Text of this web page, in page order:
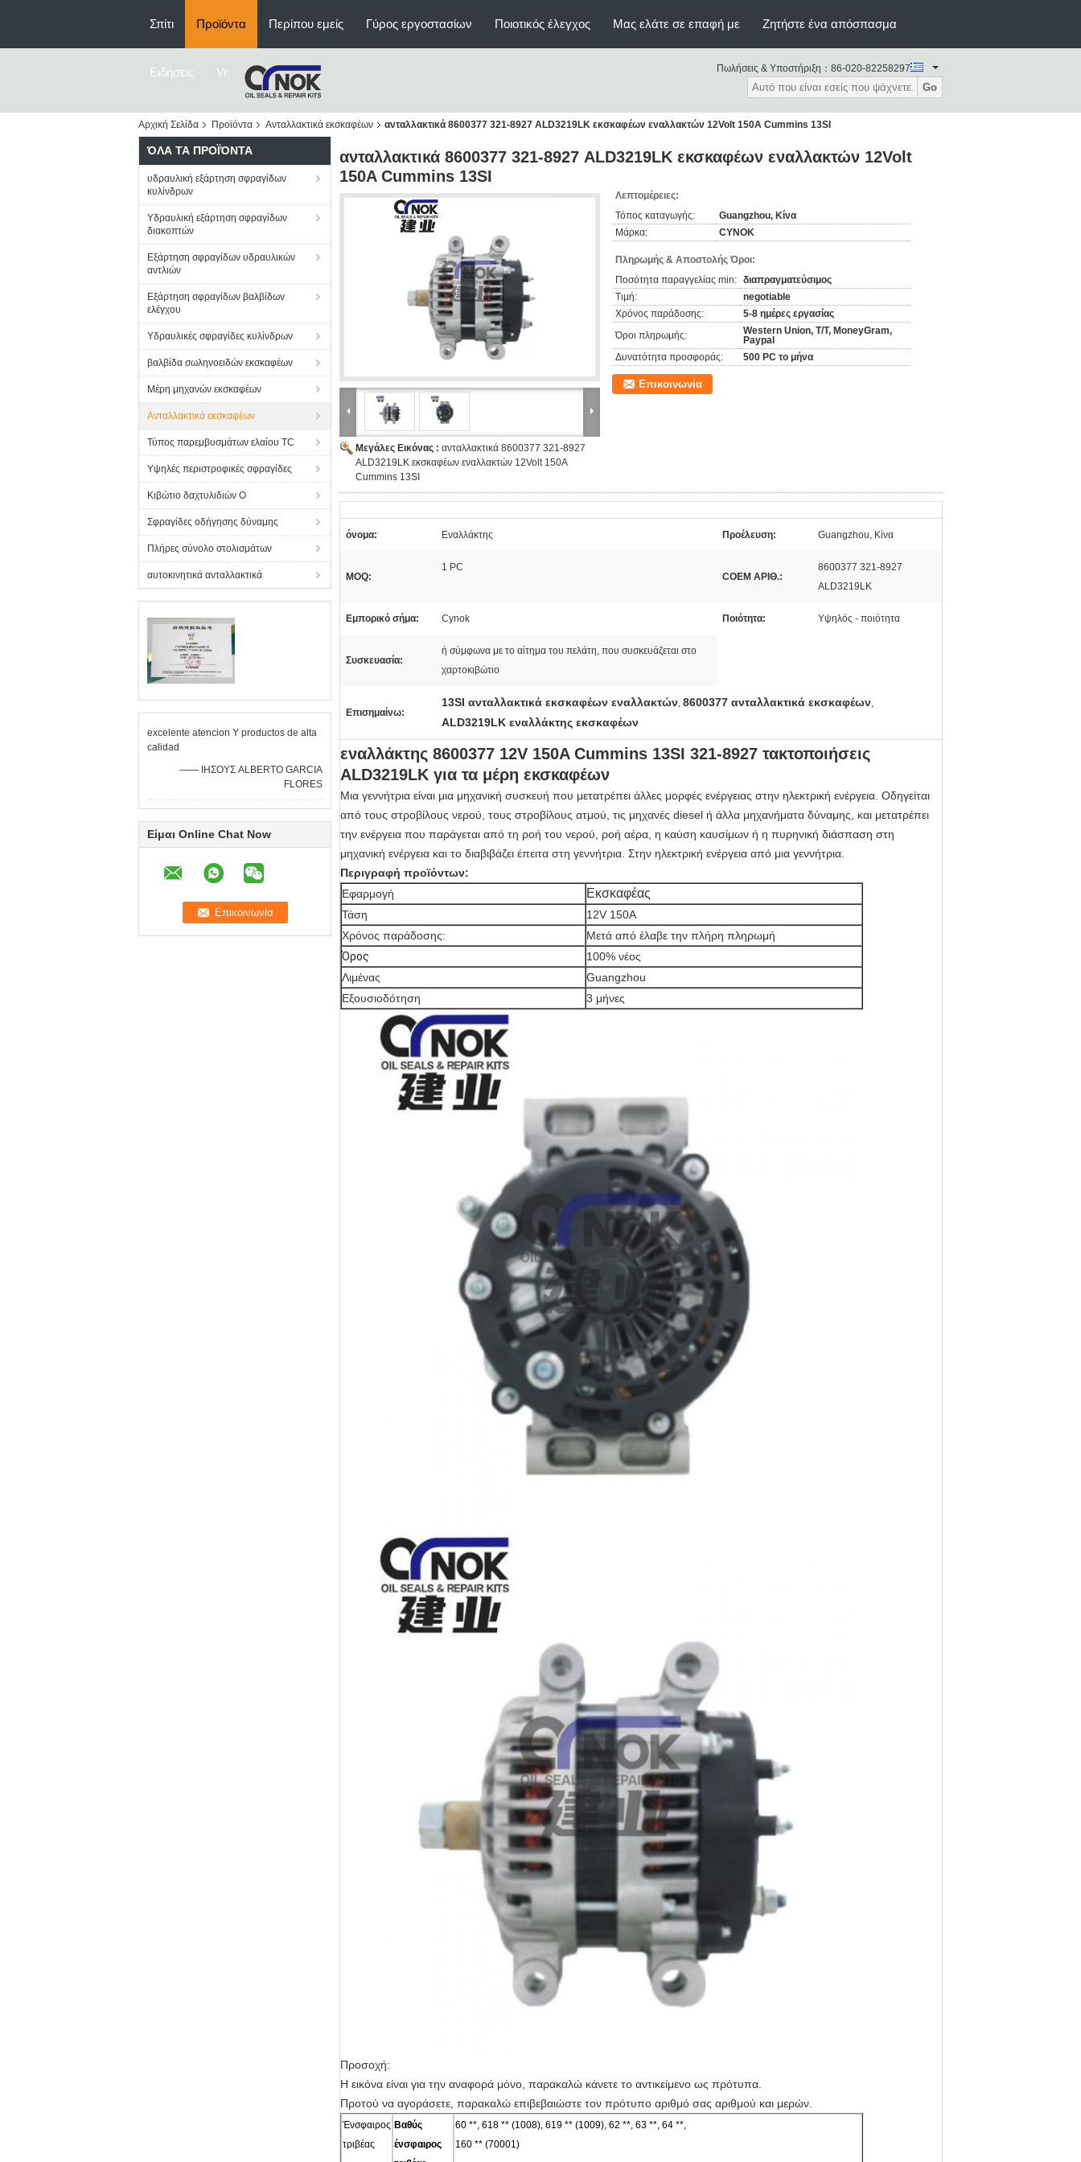
Σπίτι Προϊόντα Περίπου εμείς Γύρος εργοστασίων Ποιοτικός έλεγχος Μας ελάτε σε επαφή με Ζητήστε ένα απόσπασμα
Ειδήσεις Vr Πωλήσεις & Υποστήριξη： 86-020-82258297
Go
Αρχική Σελίδα Προϊόντα Ανταλλακτικά εκσκαφέων ανταλλακτικά 8600377 321-8927 ALD3219LK εκσκαφέων εναλλακτών 12Volt 150A Cummins 13SI
ΌΛΑ ΤΑ ΠΡΟΪΌΝΤΑ
υδραυλική εξάρτηση σφραγίδων
κυλίνδρων
Υδραυλική εξάρτηση σφραγίδων
διακοπτών
Εξάρτηση σφραγίδων υδραυλικών
αντλιών
Εξάρτηση σφραγίδων βαλβίδων
ελέγχου
Υδραυλικές σφραγίδες κυλίνδρων
βαλβίδα σωληνοειδών εκσκαφέων
Μέρη μηχανών εκσκαφέων
Ανταλλακτικά εκσκαφέων
Τύπος παρεμβυσμάτων ελαίου TC
Υψηλές περιστροφικές σφραγίδες
Κιβώτιο δαχτυλιδιών Ο
Σφραγίδες οδήγησης δύναμης
Πλήρες σύνολο στολισμάτων
αυτοκινητικά ανταλλακτικά
excelente atencion Υ productos de alta
calidad
—— ΙΗΣΟΥΣ ALBERTO GARCIA
FLORES
Είμαι Online Chat Now
ανταλλακτικά 8600377 321-8927 ALD3219LK εκσκαφέων εναλλακτών 12Volt
150A Cummins 13SI
Μεγάλες Εικόνας : ανταλλακτικά 8600377 321-8927
ALD3219LK εκσκαφέων εναλλακτών 12Volt 150A
Cummins 13SI
Λεπτομέρειες:
Τόπος καταγωγής:
Guangzhou, Κίνα
Μάρκα:
CYNOK
Πληρωμής & Αποστολής Όροι:
Ποσότητα παραγγελίας min: διαπραγματεύσιμος
Τιμή:
negotiable
Χρόνος παράδοσης:
5-8 ημέρες εργασίας
Όροι πληρωμής:
Western Union, T/T, MoneyGram,
Paypal
Δυνατότητα προσφοράς:
500 PC το μήνα
Επικοινωνία
όνομα: Εναλλάκτης Προέλευση: Guangzhou, Κίνα
MOQ:
1 PC
COEM ΑΡΙΘ.:
8600377 321-8927
ALD3219LK
Εμπορικό σήμα: Cynok Ποιότητα: Υψηλός - ποιότητα
Συσκευασία:
ή σύμφωνα με το αίτημα του πελάτη, που συσκευάζεται στο
χαρτοκιβώτιο
Επισημαίνω:
13SI ανταλλακτικά εκσκαφέων εναλλακτών, 8600377 ανταλλακτικά εκσκαφέων,
ALD3219LK εναλλάκτης εκσκαφέων
εναλλάκτης 8600377 12V 150A Cummins 13SI 321-8927 τακτοποιήσεις
ALD3219LK για τα μέρη εκσκαφέων
Μια γεννήτρια είναι μια μηχανική συσκευή που μετατρέπει άλλες μορφές ενέργειας στην ηλεκτρική ενέργεια. Οδηγείται
από τους στροβίλους νερού, τους στροβίλους ατμού, τις μηχανές diesel ή άλλα μηχανήματα δύναμης, και μετατρέπει
την ενέργεια που παράγεται από τη ροή του νερού, ροή αέρα, η καύση καυσίμων ή η πυρηνική διάσπαση στη
μηχανική ενέργεια και το διαβιβάζει έπειτα στη γεννήτρια. Στην ηλεκτρική ενέργεια από μια γεννήτρια.
Περιγραφή προϊόντων:
Εφαρμογή
Εκσκαφέας
Τάση
12V 150A
Χρόνος παράδοσης:
Μετά από έλαβε την πλήρη πληρωμή
Όρος
100% νέος
Λιμένας
Guangzhou
Εξουσιοδότηση
3 μήνες
Προσοχή:
Η εικόνα είναι για την αναφορά μόνο, παρακαλώ κάνετε το αντικείμενο ως πρότυπα.
Προτού να αγοράσετε, παρακαλώ επιβεβαιώστε τον πρότυπο αριθμό σας αριθμού και μερών.
Ένσφαιρος
τριβέας
Βαθύς
ένσφαιρος
60 **, 618 ** (1008), 619 ** (1009), 62 **, 63 **, 64 **,
160 ** (70001)